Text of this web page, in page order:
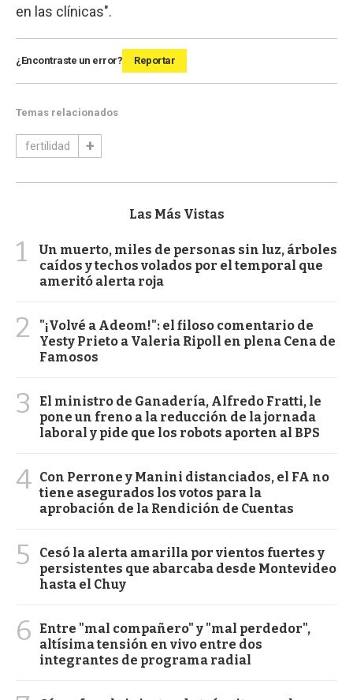
en las clínicas".
¿Encontraste un error? Reportar
Temas relacionados
fertilidad
Las Más Vistas
1
Un muerto, miles de personas sin luz, árboles
caídos y techos volados por el temporal que
ameritó alerta roja
2
"¡Volvé a Adeom!": el filoso comentario de
Yesty Prieto a Valeria Ripoll en plena Cena de
Famosos
3
El ministro de Ganadería, Alfredo Fratti, le
pone un freno a la reducción de la jornada
laboral y pide que los robots aporten al BPS
4 Con Perrone y Manini distanciados, el FA no
tiene asegurados los votos para la
aprobación de la Rendición de Cuentas
5
Cesó la alerta amarilla por vientos fuertes y
persistentes que abarcaba desde Montevideo
hasta el Chuy
6
Entre "mal compañero" y "mal perdedor",
altísima tensión en vivo entre dos
integrantes de programa radial